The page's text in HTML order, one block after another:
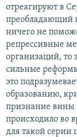
отреагируют в
преобладающий
ничего не
репрессивные
организаций, то
сильные
это
образованию,
признание вины
происходило во
для такой серии